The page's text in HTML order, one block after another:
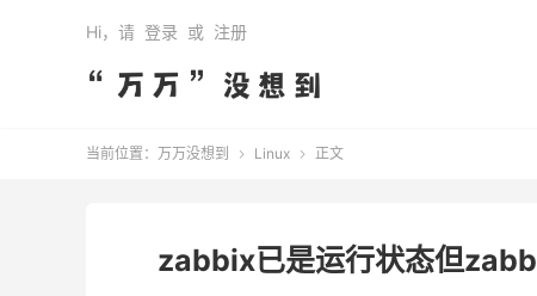
Hi，请 登录 或 注册
当前位置： 万万没想到  Linux  正文
zabbix已是运行状态但